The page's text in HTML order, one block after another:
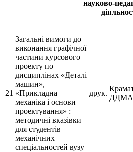
21
Загальні вимоги до
виконання графічної
частини курсового
проекту по
дисциплінах «Деталі
машин»,
«Прикладна
механіка і основи
проектування» :
методичні вказівки
для студентів
механічних
спеціальностей вузу
друк.
ДДМА,